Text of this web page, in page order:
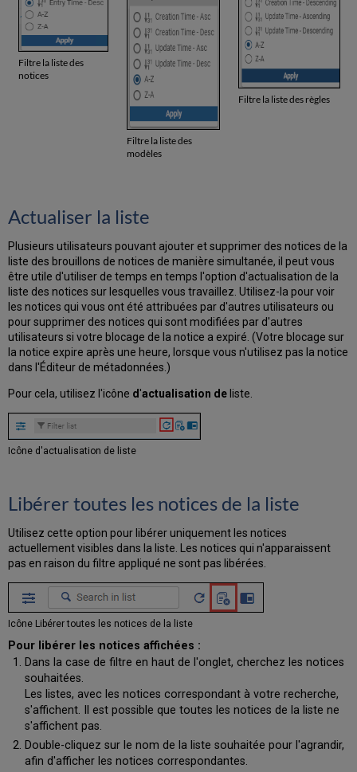
Filtre la liste des
notices
Filtre la liste des
modèles
Filtre la liste des règles
Actualiser la liste
Plusieurs utilisateurs pouvant ajouter et supprimer des notices de la
liste des brouillons de notices de manière simultanée, il peut vous
être utile d'utiliser de temps en temps l'option d'actualisation de la
liste des notices sur lesquelles vous travaillez. Utilisez-la pour voir
les notices qui vous ont été attribuées par d'autres utilisateurs ou
pour supprimer des notices qui sont modifiées par d'autres
utilisateurs si votre blocage de la notice a expiré. (Votre blocage sur
la notice expire après une heure, lorsque vous n'utilisez pas la notice
dans l'Éditeur de métadonnées.)
Pour cela, utilisez l'icône d'actualisation deliste.
Icône d'actualisation de liste
Libérer toutes les notices de la liste
Utilisez cette option pour libérer uniquement les notices
actuellement visibles dans la liste. Les notices qui n'apparaissent
pas en raison du filtre appliqué ne sont pas libérées.
Icône Libérer toutes les notices de la liste
Pour libérer les notices affichées :
Dans la case de filtre en haut de l'onglet, cherchez les notices
souhaitées.
Les listes, avec les notices correspondant à votre recherche,
s'affichent. Il est possible que toutes les notices de la liste ne
s'affichent pas.
Double-cliquez sur le nom de la liste souhaitée pour l'agrandir,
afin d'afficher les notices correspondantes.